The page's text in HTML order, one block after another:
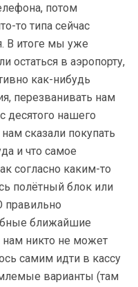
потом
то типа сейчас
В итоге мы уже
остаться в аэропорту,
как-нибудь
перезванивать нам
десятого нашего
сказали покупать
и что самое
согласно каким-то
полётный блок или
правильно
ближайшие
нам никто не может
самим идти в кассу
варианты (там